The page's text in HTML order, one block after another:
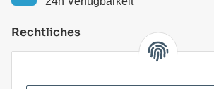
Rechtliches